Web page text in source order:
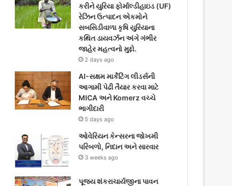
કરીને યુરિયા ફોર્માલ્ડીહાઇડ (UF)
રેઝિન ઉત્પાદન એકમોને
સબસિડીવાળા કૃષિ યુરિયાના
કથિત ડાયવર્ઝન અંગે ગંભીર
જાહેર મહત્વનો મુદ્દો.
2 days ago
AI-સક્ષમ માર્કેટિંગ લીડર્સની
આગામી પેઢી તૈયાર કરવા માટે
MICA અને Komerz વચ્ચે
ભાગીદારી
5 days ago
ઓવેરિયન કેન્સરના જોખમી
પરિબળો, નિદાન અને સારવાર
3 weeks ago
પૂજ્ય શંકરાચાર્યજીના પાવન